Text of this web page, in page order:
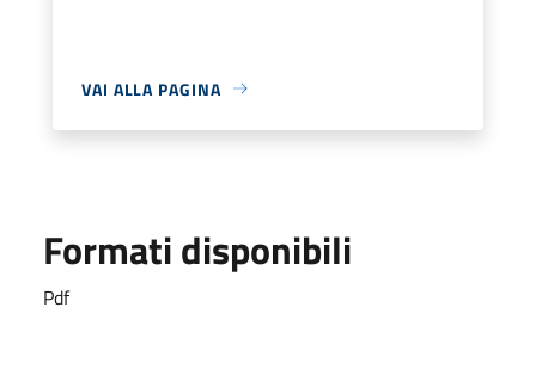
VAI ALLA PAGINA
Formati disponibili
Pdf